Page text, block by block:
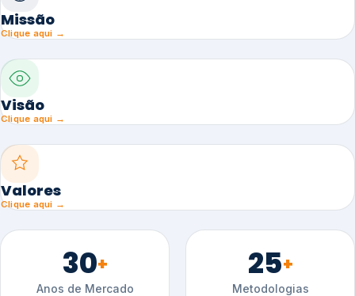
Missão
Clique aqui →
Visão
Clique aqui →
Valores
Clique aqui →
30+
Anos de Mercado
25+
Metodologias